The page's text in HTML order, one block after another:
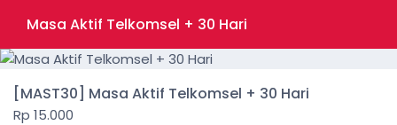
Masa Aktif Telkomsel + 30 Hari
[MAST30] Masa Aktif Telkomsel + 30 Hari
Rp 15.000